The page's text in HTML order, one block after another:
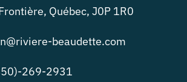
Québec, J0P 1R0
beaudette.com
269-2931